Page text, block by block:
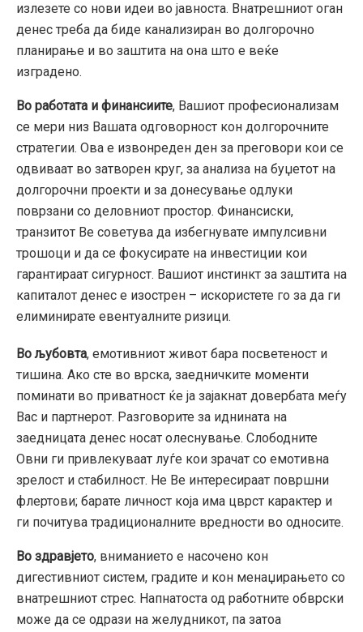
излезете со нови идеи во јавноста. Внатрешниот оган
денес треба да биде канализиран во долгорочно
планирање и во заштита на она што е веќе
изградено.
Во работата и финансиите, Вашиот професионализам
се мери низ Вашата одговорност кон долгорочните
стратегии. Ова е извонреден ден за преговори кои се
одвиваат во затворен круг, за анализа на буџетот на
долгорочни проекти и за донесување одлуки
поврзани со деловниот простор. Финансиски,
транзитот Ве советува да избегнувате импулсивни
трошоци и да се фокусирате на инвестиции кои
гарантираат сигурност. Вашиот инстинкт за заштита на
капиталот денес е изострен – искористете го за да ги
елиминирате евентуалните ризици.
Во љубовта, емотивниот живот бара посветеност и
тишина. Ако сте во врска, заедничките моменти
поминати во приватност ќе ја зајакнат довербата меѓу
Вас и партнерот. Разговорите за иднината на
заедницата денес носат олеснување. Слободните
Овни ги привлекуваат луѓе кои зрачат со емотивна
зрелост и стабилност. Не Ве интересираат површни
флертови; барате личност која има цврст карактер и
ги почитува традиционалните вредности во односите.
Во здравјето, вниманието е насочено кон
дигестивниот систем, градите и кон менаџирањето со
внатрешниот стрес. Напнатоста од работните обврски
може да се одрази на желудникот, па затоа